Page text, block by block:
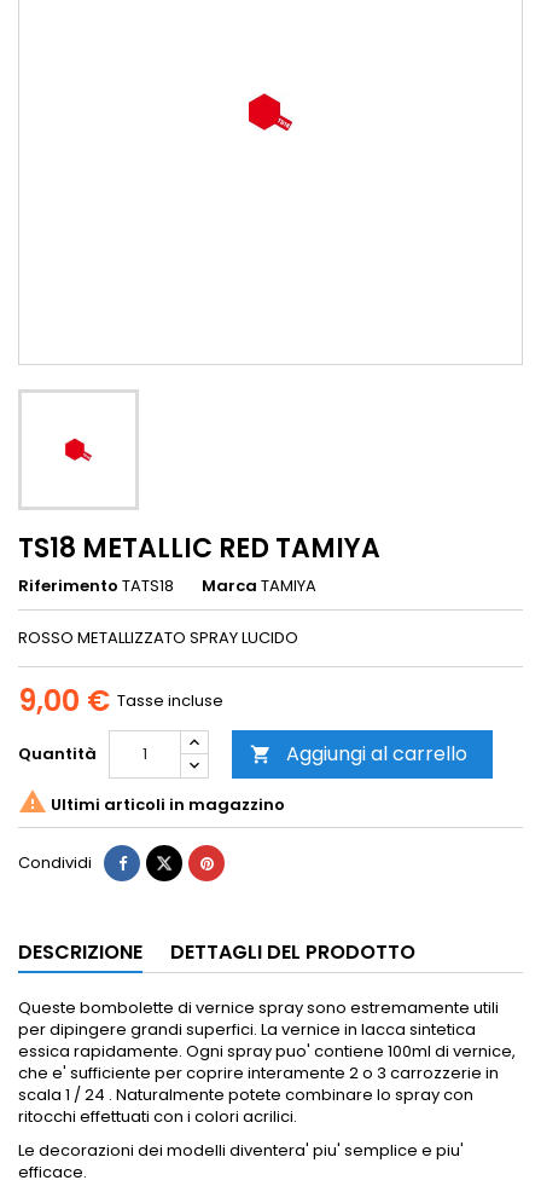
TS18 METALLIC RED TAMIYA
Riferimento TATS18 Marca TAMIYA
ROSSO METALLIZZATO SPRAY LUCIDO
9,00 € Tasse incluse
Quantità  Aggiungi al carrello
 Ultimi articoli in magazzino
Condividi
DESCRIZIONE DETTAGLI DEL PRODOTTO
Queste bombolette di vernice spray sono estremamente utili
per dipingere grandi superfici. La vernice in lacca sintetica
essica rapidamente. Ogni spray puo' contiene 100ml di vernice,
che e' sufficiente per coprire interamente 2 o 3 carrozzerie in
scala 1 / 24 . Naturalmente potete combinare lo spray con
ritocchi effettuati con i colori acrilici.
Le decorazioni dei modelli diventera' piu' semplice e piu'
efficace.